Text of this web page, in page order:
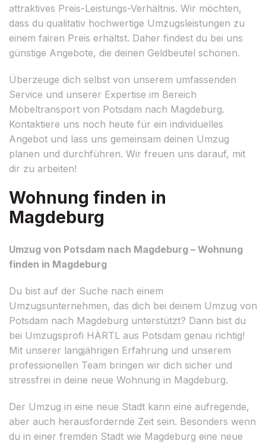
attraktives Preis-Leistungs-Verhältnis. Wir möchten,
dass du qualitativ hochwertige Umzugsleistungen zu
einem fairen Preis erhältst. Daher findest du bei uns
günstige Angebote, die deinen Geldbeutel schonen.
Überzeuge dich selbst von unserem umfassenden
Service und unserer Expertise im Bereich
Möbeltransport von Potsdam nach Magdeburg.
Kontaktiere uns noch heute für ein individuelles
Angebot und lass uns gemeinsam deinen Umzug
planen und durchführen. Wir freuen uns darauf, mit
dir zu arbeiten!
Wohnung finden in
Magdeburg
Umzug von Potsdam nach Magdeburg – Wohnung
finden in Magdeburg
Du bist auf der Suche nach einem
Umzugsunternehmen, das dich bei deinem Umzug von
Potsdam nach Magdeburg unterstützt? Dann bist du
bei Umzugsprofi HÄRTL aus Potsdam genau richtig!
Mit unserer langjährigen Erfahrung und unserem
professionellen Team bringen wir dich sicher und
stressfrei in deine neue Wohnung in Magdeburg.
Der Umzug in eine neue Stadt kann eine aufregende,
aber auch herausfordernde Zeit sein. Besonders wenn
du in einer fremden Stadt wie Magdeburg eine neue